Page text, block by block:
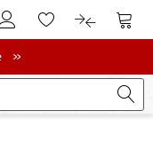
Zum KundenkontoZum Merkzettel.
Zum Zum
»